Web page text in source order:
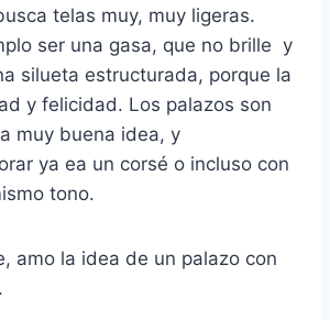
telas muy, muy ligeras.
ser una gasa, que no brille y
silueta estructurada, porque la
y felicidad. Los palazos son
muy buena idea, y
ya ea un corsé o incluso con
tono.
amo la idea de un palazo con